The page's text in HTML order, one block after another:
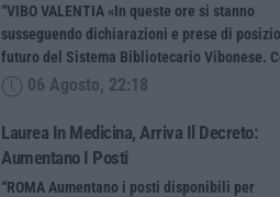
“VIBO VALENTIA «In queste ore si stanno
susseguendo dichiarazioni e prese di
futuro del Sistema Bibliotecario Vibonese.
06 Agosto, 22:18
Laurea In Medicina, Arriva Il Decreto:
Aumentano I Posti
“ROMA Aumentano i posti disponibili per